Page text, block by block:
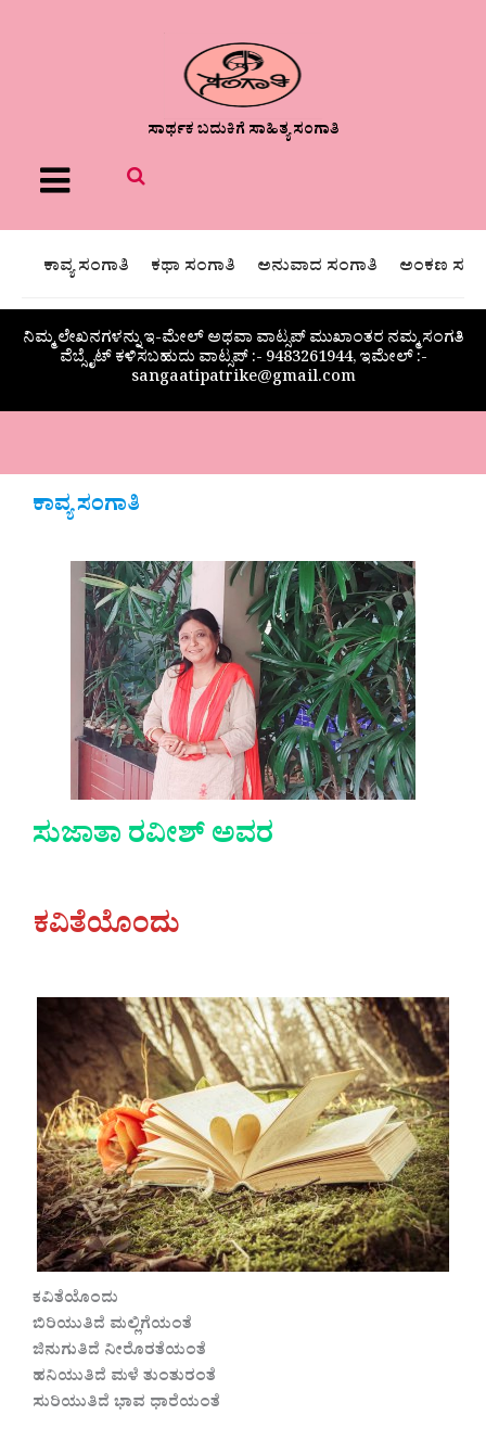
ಸಾರ್ಥಕ ಬದುಕಿಗೆ ಸಾಹಿತ್ಯ ಸಂಗಾತಿ
Menu
ಕಾವ್ಯ ಸಂಗಾತಿ ಕಥಾ ಸಂಗಾತಿ ಅನುವಾದ ಸಂಗಾತಿ ಅಂಕಣ
ನಿಮ್ಮ ಲೇಖನಗಳನ್ನು ಇ-ಮೇಲ್ ಅಥವಾ ವಾಟ್ಸಪ್ ಮುಖಾಂತರ ನಮ್ಮ ಸಂಗತಿ
ವೆಬ್ಸೈಟ್ ಕಳಿಸಬಹುದು ವಾಟ್ಸಪ್‌ :- 9483261944, ಇಮೇಲ್ :-
sangaatipatrike@gmail.com
ಕಾವ್ಯ ಸಂಗಾತಿ
ಸುಜಾತಾ ರವೀಶ್ ಅವರ
ಕವಿತೆಯೊಂದು
ಕವಿತೆಯೊಂದು
ಬಿರಿಯುತಿದೆ ಮಲ್ಲಿಗೆಯಂತೆ
ಜಿನುಗುತಿದೆ ನೀರೊರತೆಯಂತೆ
ಹನಿಯುತಿದೆ ಮಳೆ ತುಂತುರಂತೆ
ಸುರಿಯುತಿದೆ ಭಾವ ಧಾರೆಯಂತೆ